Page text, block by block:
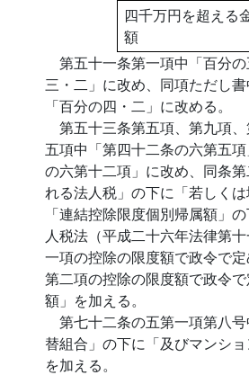
四千万円を超える
額
第五十一条第一項中「百分
三・二」に改め、同項ただし
「百分の四・二」に改める。
第五十三条第五項、第九項
五項中「第四十二条の六第五
の六第十二項」に改め、同条
れる法人税」の下に「若しくは
「連結控除限度個別帰属額」
人税法（平成二十六年法律第
一項の控除の限度額で政令で
第二項の控除の限度額で政令
額」を加える。
第七十二条の五第一項第八
替組合」の下に「及びマンショ
を加える。